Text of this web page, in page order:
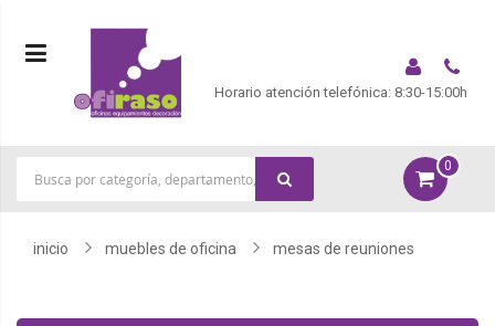
Horario atención telefónica: 8:30-15:00h
0
inicio muebles de oficina mesas de reuniones